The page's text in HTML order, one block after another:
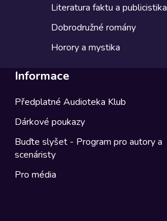
Literatura faktu a publicistika
Dobrodružné romány
Horory a mystika
Informace
Předplatné Audioteka Klub
Dárkové poukazy
Buďte slyšet - Program pro autory a
scenáristy
Pro média